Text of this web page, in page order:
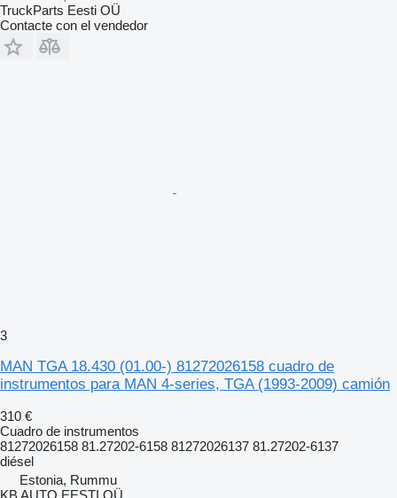
TruckParts Eesti OÜ
Contacte con el vendedor
3
MAN TGA 18.430 (01.00-) 81272026158 cuadro de
instrumentos para MAN 4-series, TGA (1993-2009) camión
310 €
Cuadro de instrumentos
81272026158 81.27202-6158 81272026137 81.27202-6137
diésel
Estonia, Rummu